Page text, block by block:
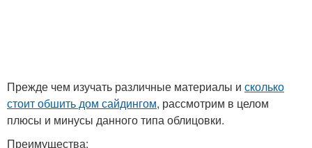
Прежде чем изучать различные материалы и сколько
стоит обшить дом сайдингом, рассмотрим в целом
плюсы и минусы данного типа облицовки.
Преимущества: